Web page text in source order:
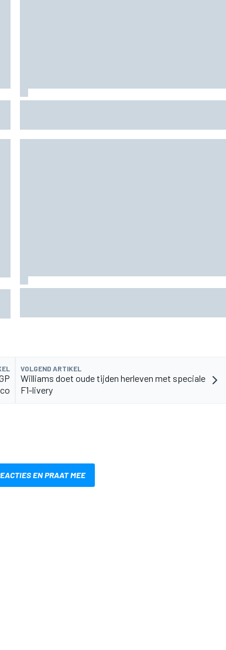
VOLGEND ARTIKEL
Williams doet oude tijden herleven met speciale
F1-livery
EN PRAAT MEE